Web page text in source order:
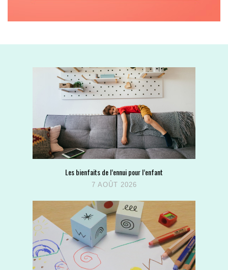
Les bienfaits de l’ennui pour l’enfant
7 AOÛT 2026